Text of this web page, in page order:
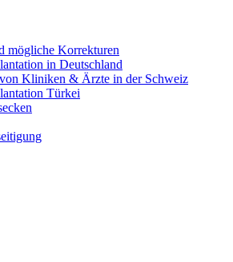
mögliche Korrekturen
in Deutschland
Kliniken & Ärzte in der Schweiz
Türkei